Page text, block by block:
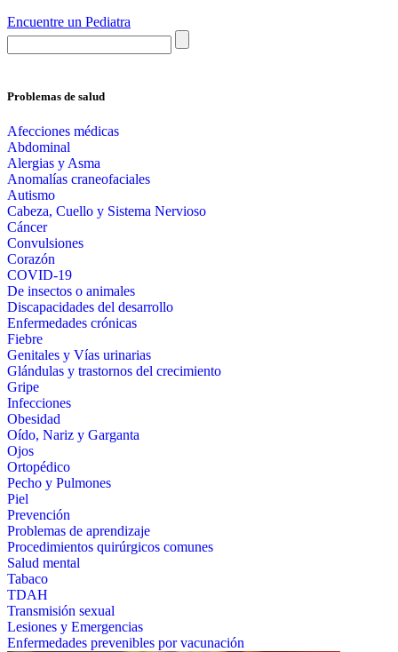
Encuentre un Pediatra
Problemas de salud
Afecciones médicas
Abdominal
Alergias y Asma
Anomalías craneofaciales
Autismo
Cabeza, Cuello y Sistema Nervioso
Cáncer
Convulsiones
Corazón
COVID-19
De insectos o animales
Discapacidades del desarrollo
Enfermedades crónicas
Fiebre
Genitales y Vías urinarias
Glándulas y trastornos del crecimiento
Gripe
Infecciones
Obesidad
Oído, Nariz y Garganta
Ojos
Ortopédico
Pecho y Pulmones
Piel
Prevención
Problemas de aprendizaje
Procedimientos quirúrgicos comunes
Salud mental
Tabaco
TDAH
Transmisión sexual
Lesiones y Emergencias
Enfermedades prevenibles por vacunación